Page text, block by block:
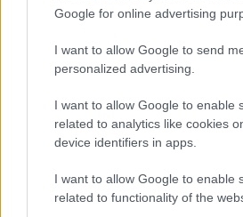
Google for online advertising
I want to allow Google to send
personalized advertising.
I want to allow Google to enable
related to analytics like cookies
device identifiers in apps.
I want to allow Google to enable
related to functionality of the
στον οικισμό, γύρω της θα
γεύσεις της τοπικής κουζίνας.
πως η Μεγάλη Άμμος
αδιαλείπτως ένας από τους
προορισμούς μικρών και
Τηγάνια